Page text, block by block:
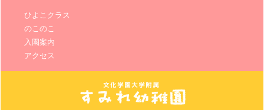
ひよこクラス
のこのこ
入園案内
アクセス